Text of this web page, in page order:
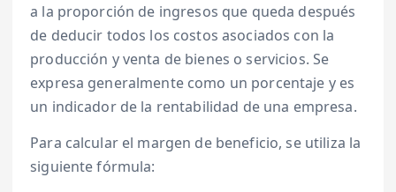
a la proporción de ingresos que queda después
de deducir todos los costos asociados con la
producción y venta de bienes o servicios. Se
expresa generalmente como un porcentaje y es
un indicador de la rentabilidad de una empresa.
Para calcular el margen de beneficio, se utiliza la
siguiente fórmula: